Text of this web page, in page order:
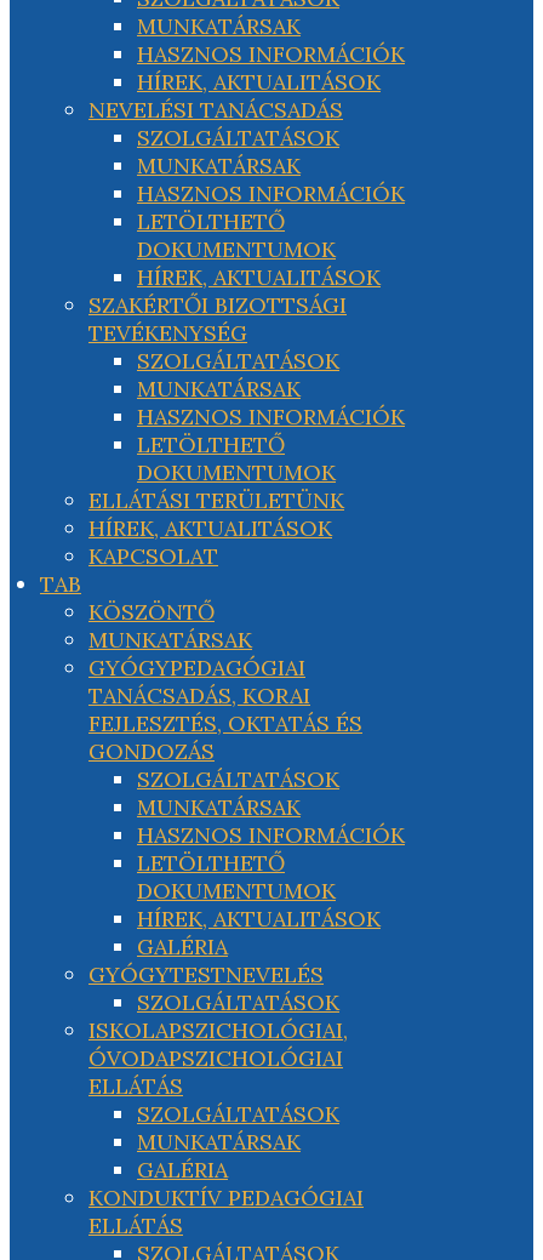
MUNKATÁRSAK
HASZNOS INFORMÁCIÓK
HÍREK, AKTUALITÁSOK
NEVELÉSI TANÁCSADÁS
SZOLGÁLTATÁSOK
MUNKATÁRSAK
HASZNOS INFORMÁCIÓK
LETÖLTHETŐ
DOKUMENTUMOK
HÍREK, AKTUALITÁSOK
SZAKÉRTŐI BIZOTTSÁGI
TEVÉKENYSÉG
SZOLGÁLTATÁSOK
MUNKATÁRSAK
HASZNOS INFORMÁCIÓK
LETÖLTHETŐ
DOKUMENTUMOK
ELLÁTÁSI TERÜLETÜNK
HÍREK, AKTUALITÁSOK
KAPCSOLAT
TAB
KÖSZÖNTŐ
MUNKATÁRSAK
GYÓGYPEDAGÓGIAI
TANÁCSADÁS, KORAI
FEJLESZTÉS, OKTATÁS ÉS
GONDOZÁS
SZOLGÁLTATÁSOK
MUNKATÁRSAK
HASZNOS INFORMÁCIÓK
LETÖLTHETŐ
DOKUMENTUMOK
HÍREK, AKTUALITÁSOK
GALÉRIA
GYÓGYTESTNEVELÉS
SZOLGÁLTATÁSOK
ISKOLAPSZICHOLÓGIAI,
ÓVODAPSZICHOLÓGIAI
ELLÁTÁS
SZOLGÁLTATÁSOK
MUNKATÁRSAK
GALÉRIA
KONDUKTÍV PEDAGÓGIAI
ELLÁTÁS
SZOLGÁLTATÁSOK